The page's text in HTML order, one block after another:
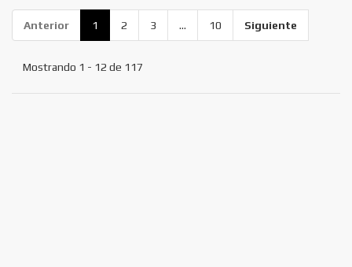
Anterior 1 2 3 ... 10 Siguiente
Mostrando 1 - 12 de 117